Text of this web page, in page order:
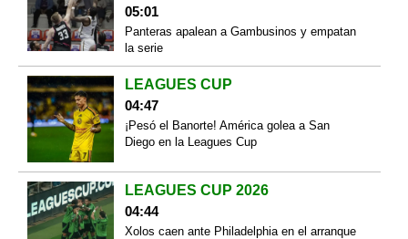
05:01
Panteras apalean a Gambusinos y empatan
la serie
LEAGUES CUP
04:47
¡Pesó el Banorte! América golea a San
Diego en la Leagues Cup
LEAGUES CUP 2026
04:44
Xolos caen ante Philadelphia en el arranque